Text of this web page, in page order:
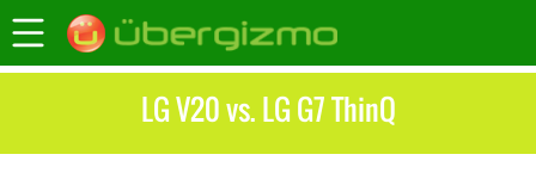
LG V20 vs. LG G7 ThinQ